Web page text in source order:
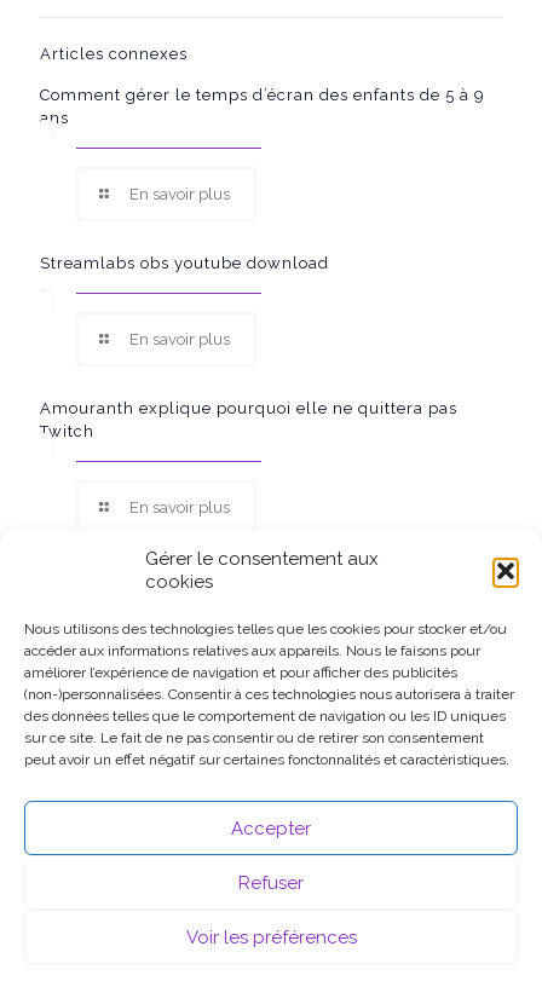
Gérer le consentement aux
cookies
Nous utilisons des technologies telles que les cookies pour stocker et/ou
accéder aux informations relatives aux appareils. Nous le faisons pour
améliorer l’expérience de navigation et pour afficher des publicités
(non-)personnalisées. Consentir à ces technologies nous autorisera à traiter
des données telles que le comportement de navigation ou les ID uniques
sur ce site. Le fait de ne pas consentir ou de retirer son consentement
peut avoir un effet négatif sur certaines fonctonnalités et caractéristiques.
Accepter
Refuser
Voir les préférences
Articles connexes
Comment gérer le temps d’écran des enfants de 5 à 9
ans
En savoir plus
Streamlabs obs youtube download
En savoir plus
Amouranth explique pourquoi elle ne quittera pas
Twitch
En savoir plus
Ce site participe au Programme Partenaires d’Amazon EU, un
programme d’affiliation conçu pour permettre à des sites de
percevoir une rémunération grâce à la création de liens vers
Amazon.fr.